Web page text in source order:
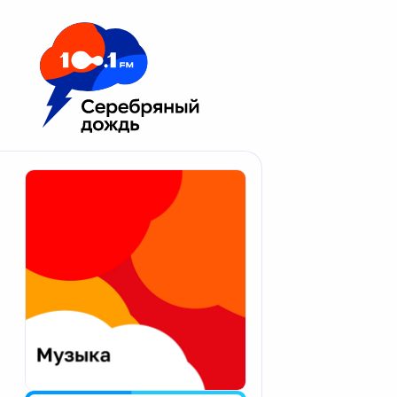
Москва 100.1 FM
Апатиты
Екатеринбург
Калининград
Калуга